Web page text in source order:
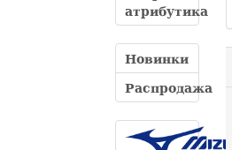
атрибутика
Новинки
Распродажа